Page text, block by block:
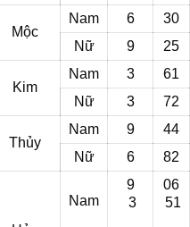
Mộc
Nam 6 30
Nữ
9 25
Kim
Nam 3 61
Nữ
3 72
Thủy
Nam 9 44
Nữ
6 82
Nam
9
3
06
51